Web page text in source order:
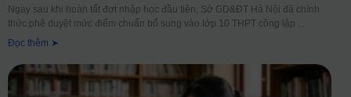
Ngay sau khi hoàn tất đợt nhập học đầu tiên, Sở GD&ĐT Hà Nội đã chính
thức phê duyệt mức điểm chuẩn bổ sung vào lớp 10 THPT công lập
Đọc thêm ➤